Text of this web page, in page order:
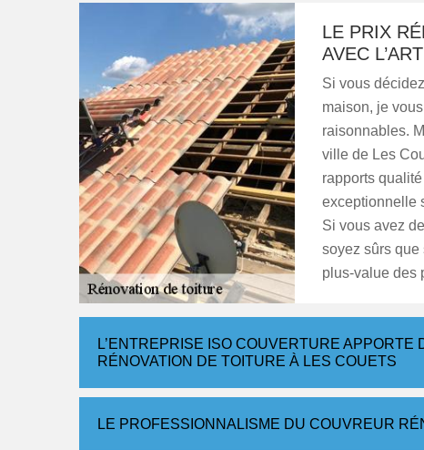
LE PRIX
AVEC
Si vous
maison, je
raisonnables.
ville de Les
rapports
exceptionnelle
Si vous avez
soyez sûrs que
plus-value des
L’ENTREPRISE ISO COUVERTURE
RÉNOVATION DE TOITURE À LES COUETS
LE PROFESSIONNALISME DU COUVREUR